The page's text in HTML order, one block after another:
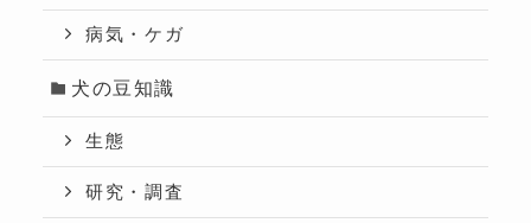
病気・ケガ
犬の豆知識
生態
研究・調査